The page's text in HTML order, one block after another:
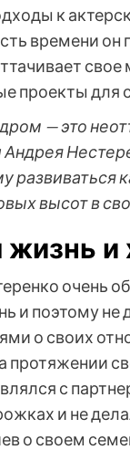
к
времени он
проекты для
— это
Андрея
развиваться
высот в
жизнь и
очень
и поэтому не
о своих
протяжении
с
и не
о своем